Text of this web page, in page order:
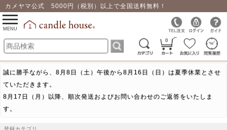
カメヤマ公式 5000円（税別）以上で全国送料無料！
0
toggle
navigation
MENU
誠に勝手ながら、8月8日（土）午後から8月16日（日）は夏季休業とさせ
ていただきます。
8月17日（月）以降、順次発送およびお問い合わせのご返答をいたしま
す。
登録カテゴリ